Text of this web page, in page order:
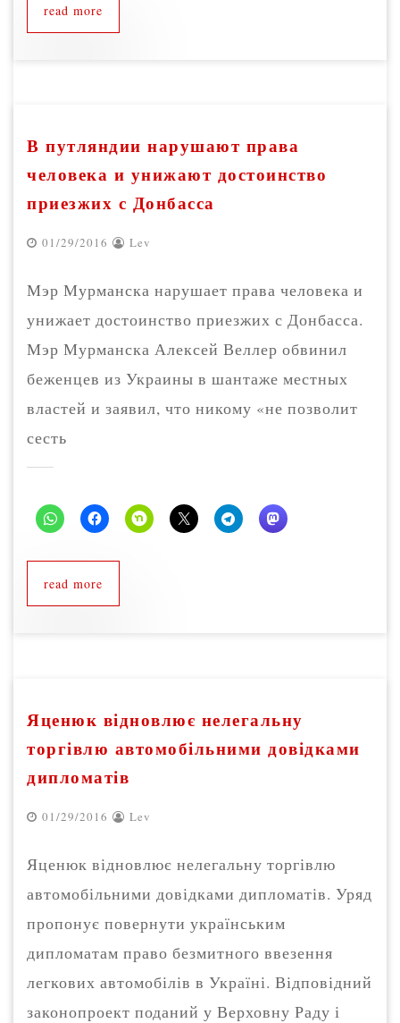
read more
В путляндии нарушают права
человека и унижают достоинство
приезжих с Донбасса
01/29/2016 Lev
Мэр Мурманска нарушает права человека и
унижает достоинство приезжих с Донбасса.
Мэр Мурманска Алексей Веллер обвинил
беженцев из Украины в шантаже местных
властей и заявил, что никому «не позволит
сесть
read more
Яценюк відновлює нелегальну
торгівлю автомобільними довідками
дипломатів
01/29/2016 Lev
Яценюк відновлює нелегальну торгівлю
автомобільними довідками дипломатів. Уряд
пропонує повернути українським
дипломатам право безмитного ввезення
легкових автомобілів в Україні. Відповідний
законопроект поданий у Верховну Раду і